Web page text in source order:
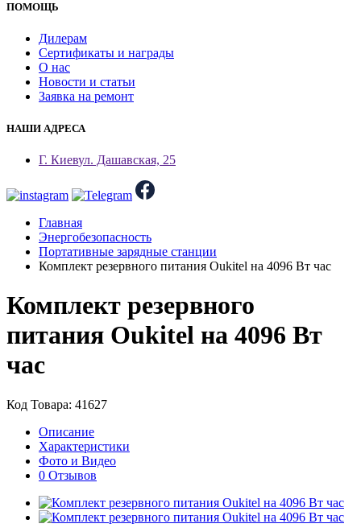
ПОМОЩЬ
Дилерам
Сертификаты и награды
О нас
Новости и статьи
Заявка на ремонт
НАШИ АДРЕСА
Г. Киевул. Дашавская, 25
Главная
Энергобезопасность
Портативные зарядные станции
Комплект резервного питания Oukitel на 4096 Вт час
Комплект резервного
питания Oukitel на 4096 Вт
час
Код Товара: 41627
Описание
Характеристики
Фото и Видео
0 Отзывов